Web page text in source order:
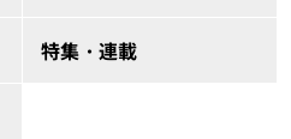
特集・連載